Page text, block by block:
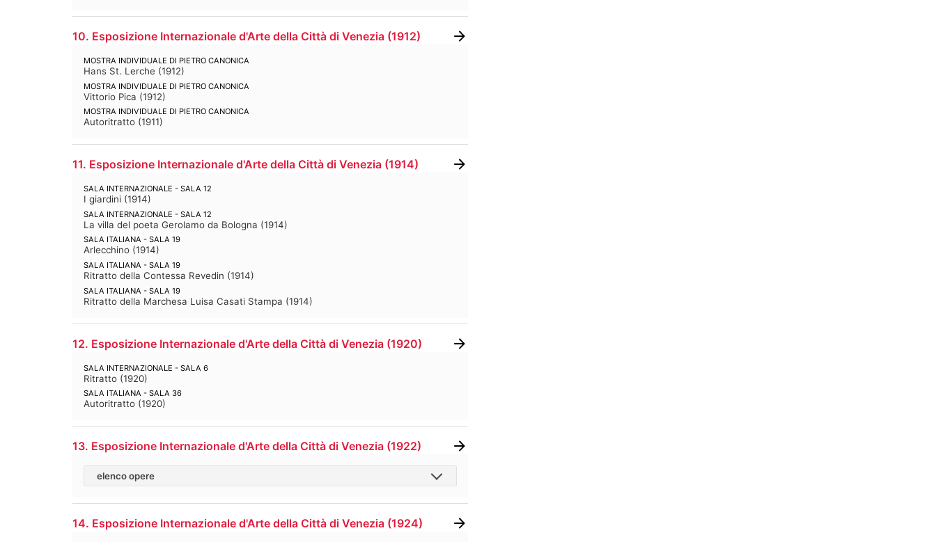
10. Esposizione Internazionale d'Arte della Città di Venezia (1912)
MOSTRA INDIVIDUALE DI PIETRO CANONICA
Hans St. Lerche (1912)
MOSTRA INDIVIDUALE DI PIETRO CANONICA
Vittorio Pica (1912)
MOSTRA INDIVIDUALE DI PIETRO CANONICA
Autoritratto (1911)
11. Esposizione Internazionale d'Arte della Città di Venezia (1914)
SALA INTERNAZIONALE - SALA 12
I giardini (1914)
SALA INTERNAZIONALE - SALA 12
La villa del poeta Gerolamo da Bologna (1914)
SALA ITALIANA - SALA 19
Arlecchino (1914)
SALA ITALIANA - SALA 19
Ritratto della Contessa Revedin (1914)
SALA ITALIANA - SALA 19
Ritratto della Marchesa Luisa Casati Stampa (1914)
12. Esposizione Internazionale d'Arte della Città di Venezia (1920)
SALA INTERNAZIONALE - SALA 6
Ritratto (1920)
SALA ITALIANA - SALA 36
Autoritratto (1920)
13. Esposizione Internazionale d'Arte della Città di Venezia (1922)
elenco opere
14. Esposizione Internazionale d'Arte della Città di Venezia (1924)